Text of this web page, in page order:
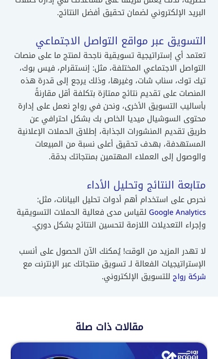
البريد الإلكتروني لضمان تحقيق أفضل النتائج.
التسويق عبر مواقع التواصل الاجتماعي
تعتمد أي إستراتيجية تسويقية ناجحة لمنتج ما على منصات
التواصل الاجتماعي المختلفة، مثل: إنستقرام، فيس بوك،
تيك توك، سناب شات، وغيرها، وذلك يرجع إلى قدرة هذه
المنصات على تقديم نتائج ممتازة بتكلفة أقل مقارنةً
بأساليب التسويق الأخرى، ونحن في رواج نعمل على إدارة
محتوى السوشيال ميديا الخاص بك بشكل احترافي عن
طريق تقديم المنشورات الجذابة، إطلاق الحملات الإعلانية
المستهدفة، بهدف تحقيق أعلى نسبة من المبيعات
والوصول إلى العملاء المهتمين بمنتجاتك بدقة.
متابعة النتائج وتحليل الأداء
نحرص على استخدام أهم أدوات تحليل البيانات، مثل:
Google Analytics لقياس مدى فعالية الحملات التسويقية
وإجراء التعديلات اللازمة لتحسين النتائج بشكل دوري.
لا تهدر المزيد من الوقت! يُمكنك الآن الحصول على أنسب
الإستراتيجيات الفعالة لـ تسويق منتجاتك عبر الإنترنت مع
شركة رواج للتسويق الإلكتروني.
مقالات ذات صلة